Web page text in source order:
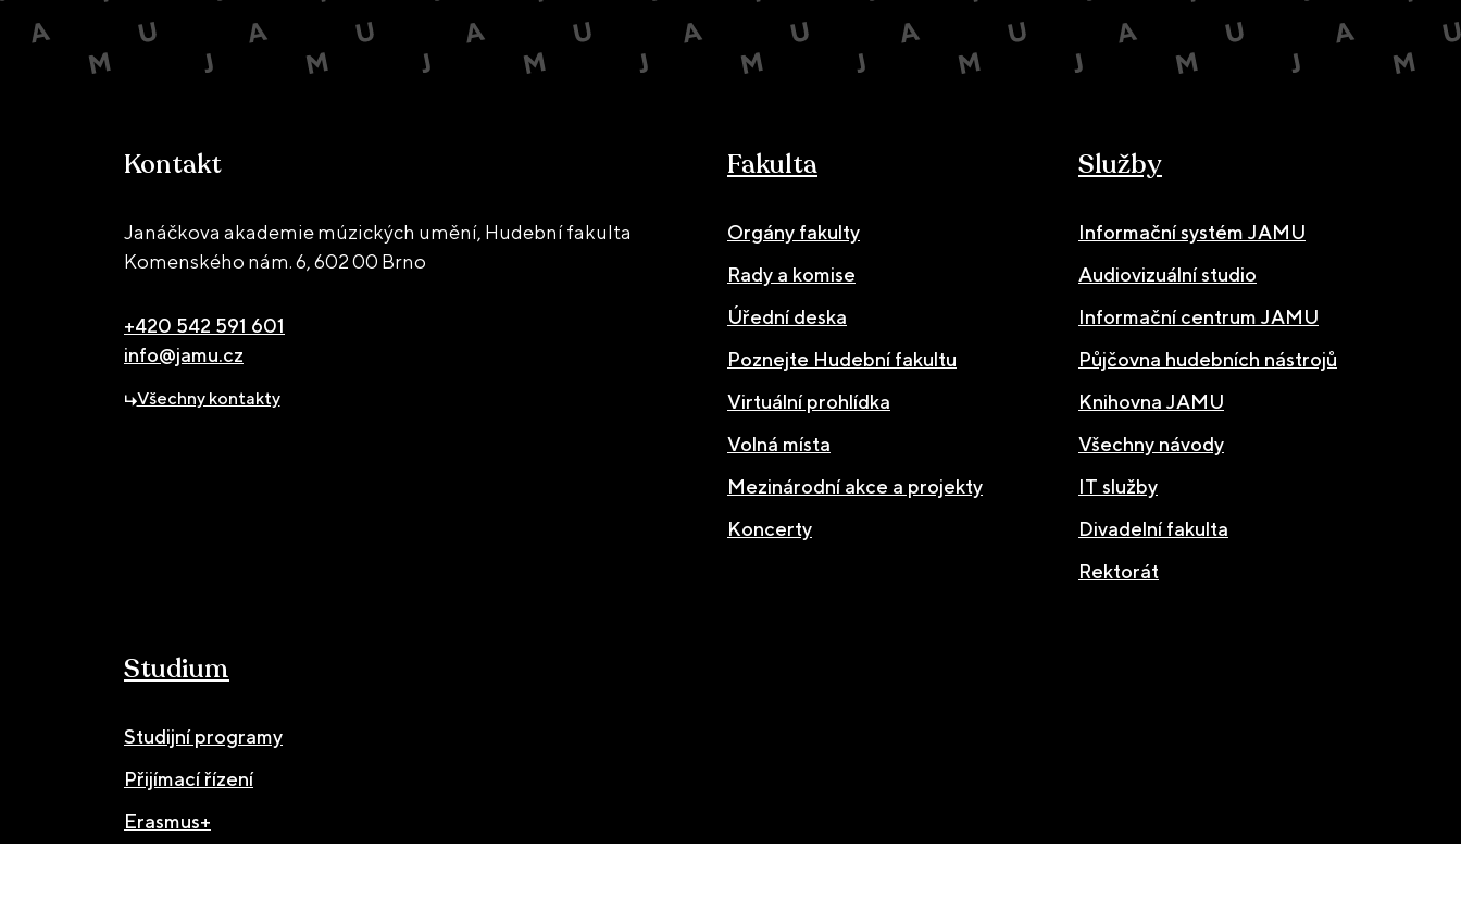
Kontakt
Janáčkova akademie múzických umění, Hudební fakulta
Komenského nám. 6,602 00 Brno
+420 542 591 601
info@jamu.cz
Všechny kontakty
Fakulta
Orgány fakulty
Rady a komise
Úřední deska
Poznejte Hudební fakultu
Virtuální prohlídka
Volná místa
Mezinárodní akce a projekty
Koncerty
Služby
Informační systém JAMU
Audiovizuální studio
Informační centrum JAMU
Půjčovna hudebních nástrojů
Knihovna JAMU
Všechny návody
IT služby
Divadelní fakulta
Rektorát
Studium
Studijní programy
Přijímací řízení
Erasmus+